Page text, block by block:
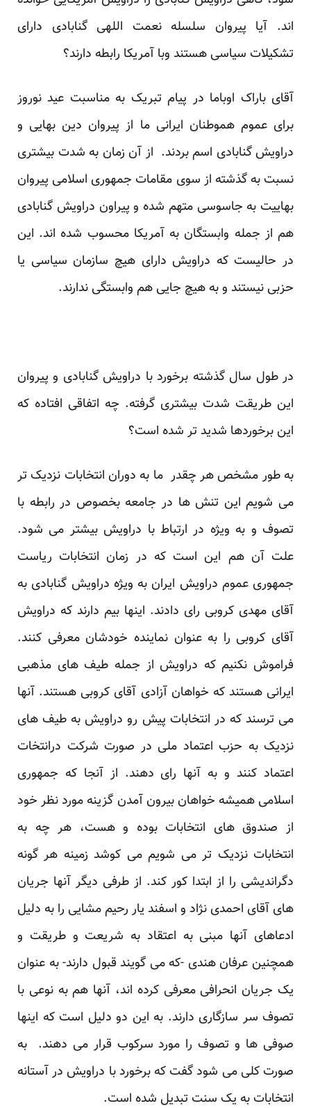
اند. آیا پیروان سلسله نعمت اللهی گنابادی دارای
تشکیلات سیاسی هستند وبا آمریکا رابطه دارند؟
آقای باراک اوباما در پیام تبریک به مناسبت عید نوروز
برای عموم هموطنان ایرانی ما از پیروان دین بهایی و
دراویش گنابادی اسم بردند. از آن زمان به شدت بیشتری
نسبت به گذشته از سوی مقامات جمهوری اسلامی پیروان
بهاییت به جاسوسی متهم شده و پیراون دراویش گنابادی
هم از جمله وابستگان به آمریکا محسوب شده اند. این
در حالیست که دراویش دارای هیچ سازمان سیاسی یا
حزبی نیستند و به هیچ جایی هم وابستگی ندارند.
در طول سال گذشته برخورد با دراویش گنابادی و پیروان
این طریقت شدت بیشتری گرفته. چه اتفاقی افتاده که
این برخوردها شدید تر شده است؟
به طور مشخص هر چقدر ما به دوران انتخابات نزدیک تر
می شویم این تنش ها در جامعه بخصوص در رابطه با
تصوف و به ویژه در ارتباط با دراویش بیشتر می شود.
علت آن هم این است که در زمان انتخابات ریاست
جمهوری عموم دراویش ایران به ویژه دراویش گنابادی به
آقای مهدی کروبی رای دادند. اینها بیم دارند که دراویش
آقای کروبی را به عنوان نماینده خودشان معرفی کنند.
فراموش نکنیم که دراویش از جمله طیف های مذهبی
ایرانی هستند که خواهان آزادی آقای کروبی هستند. آنها
می ترسند که در انتخابات پیش رو دراویش به طیف های
نزدیک به حزب اعتماد ملی در صورت شرکت درانتخات
اعتماد کنند و به آنها رای دهند. از آنجا که جمهوری
اسلامی همیشه خواهان بیرون آمدن گزینه مورد نظر خود
از صندوق های انتخابات بوده و هست، هر چه به
انتخابات نزدیک تر می شویم می کوشد زمینه هر گونه
دگراندیشی را از ابتدا کور کند. از طرفی دیگر آنها جریان
های آقای احمدی نژاد و اسفند یار رحیم مشایی را به دلیل
ادعاهای آنها مبنی به اعتقاد به شریعت و طریقت و
همچنین عرفان هندی -که می گویند قبول دارند- به عنوان
یک جریان انحرافی معرفی کرده اند، آنها هم به نوعی با
تصوف سر سازگاری دارند. به این دو دلیل است که اینها
صوفی ها و تصوف را مورد سرکوب قرار می دهند. به
صورت کلی می شود گفت که برخورد با دراویش در آستانه
انتخابات به یک سنت تبدیل شده است.